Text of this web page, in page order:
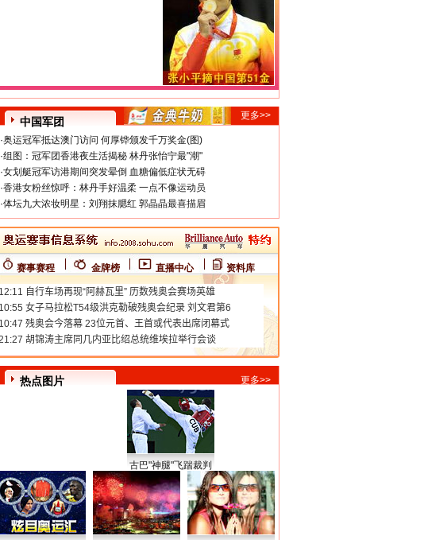
中国军团
更多>>
·奥运冠军抵达澳门访问 何厚铧颁发千万奖金(图)
·组图：冠军团香港夜生活揭秘 林丹张怡宁最"潮"
·女划艇冠军访港期间突发晕倒 血糖偏低症状无碍
·香港女粉丝惊呼：林丹手好温柔 一点不像运动员
·体坛九大浓妆明星：刘翔抹腮红 郭晶晶最喜描眉
赛事赛程 金牌榜 直播中心 资料库
热点图片 更多>>
古巴"神腿"飞踹裁判